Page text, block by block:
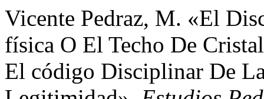
Vicente Pedraz, M. «El
física O El Techo De
El código Disciplinar De